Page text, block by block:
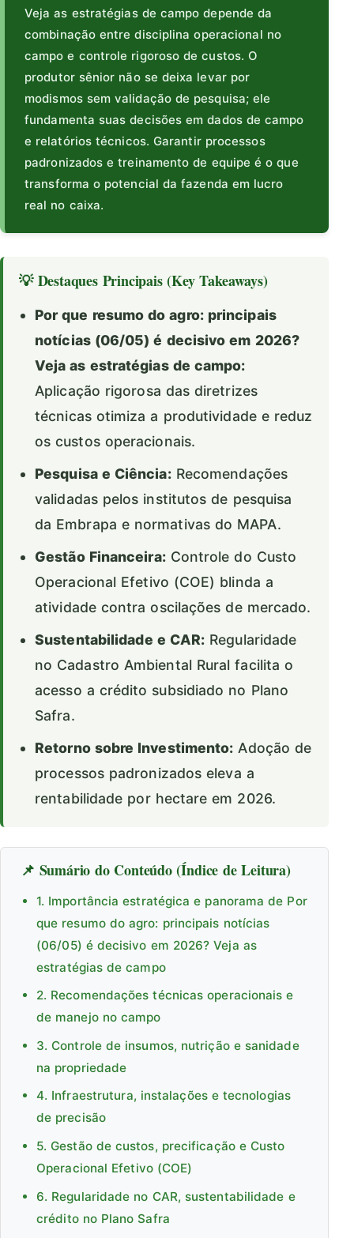
Veja as estratégias de campo depende da
combinação entre disciplina operacional no
campo e controle rigoroso de custos. O
produtor sênior não se deixa levar por
modismos sem validação de pesquisa; ele
fundamenta suas decisões em dados de campo
e relatórios técnicos. Garantir processos
padronizados e treinamento de equipe é o que
transforma o potencial da fazenda em lucro
real no caixa.
💡 Destaques Principais (Key Takeaways)
Por que resumo do agro: principais
notícias (06/05) é decisivo em 2026?
Veja as estratégias de campo:
Aplicação rigorosa das diretrizes
técnicas otimiza a produtividade e reduz
os custos operacionais.
Pesquisa e Ciência:Recomendações
validadas pelos institutos de pesquisa
da Embrapa e normativas do MAPA.
Gestão Financeira:Controle do Custo
Operacional Efetivo (COE) blinda a
atividade contra oscilações de mercado.
Sustentabilidade e CAR: Regularidade
no Cadastro Ambiental Rural facilita o
acesso a crédito subsidiado no Plano
Safra.
Retorno sobre Investimento: Adoção de
processos padronizados eleva a
rentabilidade por hectare em 2026.
📌 Sumário do Conteúdo (Índice de Leitura)
1. Importância estratégica e panorama de Por
que resumo do agro: principais notícias
(06/05) é decisivo em 2026? Veja as
estratégias de campo
2. Recomendações técnicas operacionais e
de manejo no campo
3. Controle de insumos, nutrição e sanidade
na propriedade
4. Infraestrutura, instalações e tecnologias
de precisão
5. Gestão de custos, precificação e Custo
Operacional Efetivo (COE)
6. Regularidade no CAR, sustentabilidade e
crédito no Plano Safra